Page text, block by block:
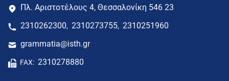
Πλ. Αριστοτέλους 4, Θεσσαλονίκη 546 23
2310262300, 2310273755, 2310251960
grammatia@isth.gr
FAX: 2310278880